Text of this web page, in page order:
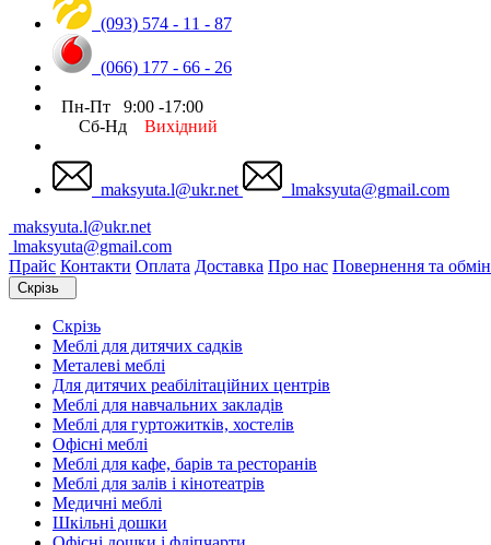
(093) 574 - 11 - 87
(066) 177 - 66 - 26
Пн-Пт 9:00 -17:00
Сб-Нд Вихідний
maksyuta.l@ukr.net
lmaksyuta@gmail.com
maksyuta.l@ukr.net
lmaksyuta@gmail.com
Прайс Контакти Оплата Доставка Про нас Повернення та обмін
Скрізь
Скрізь
Меблі для дитячих садків
Металеві меблі
Для дитячих реабілітаційних центрів
Меблі для навчальних закладів
Меблі для гуртожитків, хостелів
Офісні меблі
Меблі для кафе, барів та ресторанів
Меблі для залів і кінотеатрів
Медичні меблі
Шкільні дошки